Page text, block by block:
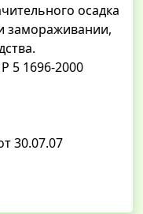
осадка
замораживании,
5 1696-2000
30.07.07